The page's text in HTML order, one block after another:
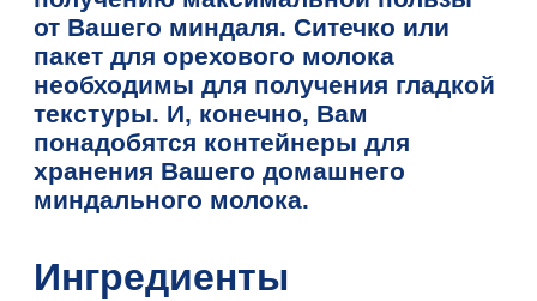
от Вашего миндаля. Ситечко или
пакет для орехового молока
необходимы для получения гладкой
текстуры. И, конечно, Вам
понадобятся контейнеры для
хранения Вашего домашнего
миндального молока.
Ингредиенты